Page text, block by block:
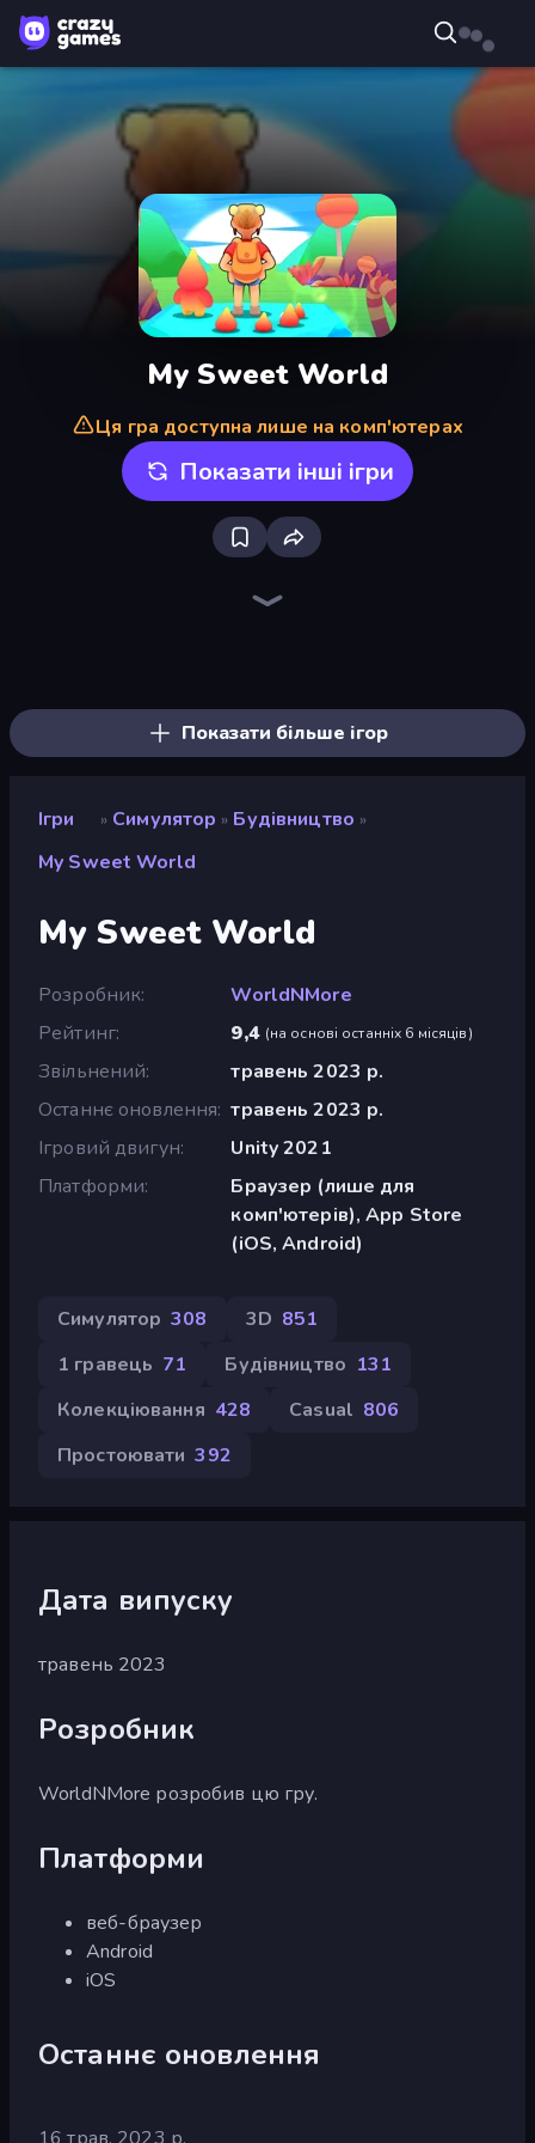
My Sweet World
Ця гра доступна лише на комп'ютерах
Показати інші ігри
Показати більше ігор
Ігри » Симулятор » Будівництво »
My Sweet World
My Sweet World
Розробник
WorldNMore
Рейтинг
9,4 (на основі останніх 6 місяців)
Звільнений
травень 2023 р.
Останнє оновлення травень 2023 р.
Ігровий двигун
Unity 2021
Платформи
Браузер (лише для
комп'ютерів), App Store
(iOS, Android)
Симулятор 308 3D 851
1 гравець 71 Будівництво 131
Колекціювання 428 Casual 806
Простоювати 392
Дата випуску
травень 2023
Розробник
WorldNMore розробив цю гру.
Платформи
веб-браузер
Android
iOS
Останнє оновлення